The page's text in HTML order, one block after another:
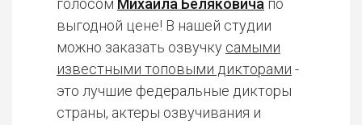
голосом Михаила Беляковича по
выгодной цене! В нашей студии
можно заказать озвучку самыми
известными топовыми дикторами -
это лучшие федеральные дикторы
страны, актеры озвучивания и